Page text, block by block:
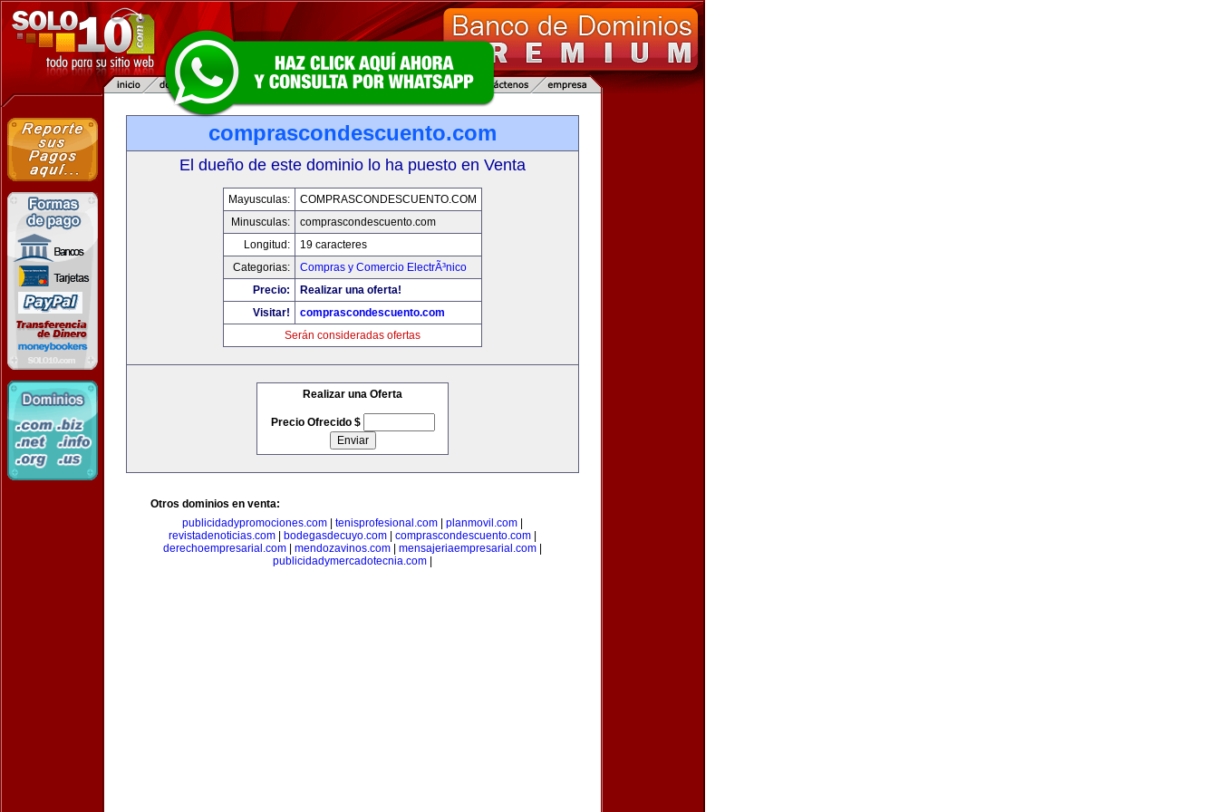
comprascondescuento.com
El dueño de este dominio lo ha puesto en Venta
Mayusculas:
COMPRASCONDESCUENTO.COM
Minusculas:
comprascondescuento.com
Longitud:
19 caracteres
Categorias:
Compras y Comercio ElectrÃ³nico
Precio:
Realizar una oferta!
Visitar!
comprascondescuento.com
Serán consideradas ofertas
Realizar una Oferta
Precio Ofrecido $
Otros dominios en venta:
publicidadypromociones.com
tenisprofesional.com planmovil.com
revistadenoticias.com
bodegasdecuyo.com comprascondescuento.com
derechoempresarial.com
mendozavinos.com mensajeriaempresarial.com
publicidadymercadotecnia.com